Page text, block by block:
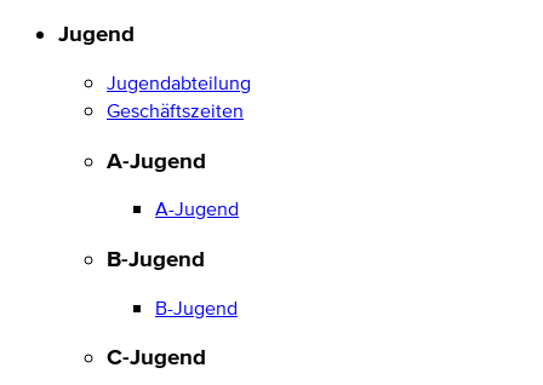
Jugend
Jugendabteilung
Geschäftszeiten
A-Jugend
A-Jugend
B-Jugend
B-Jugend
C-Jugend